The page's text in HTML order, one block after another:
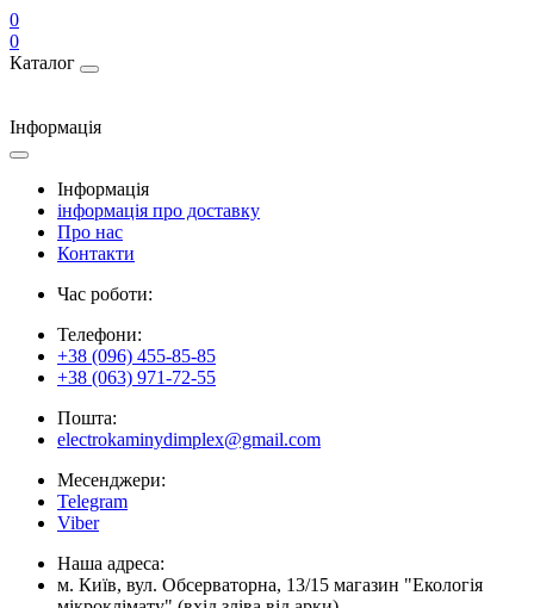
0
0
Каталог
Інформація
Інформація
інформація про доставку
Про нас
Контакти
Час роботи:
Телефони:
+38 (096) 455-85-85
+38 (063) 971-72-55
Пошта:
electrokaminydimplex@gmail.com
Месенджери:
Telegram
Viber
Наша адреса:
м. Київ, вул. Обсерваторна, 13/15 магазин "Екологія